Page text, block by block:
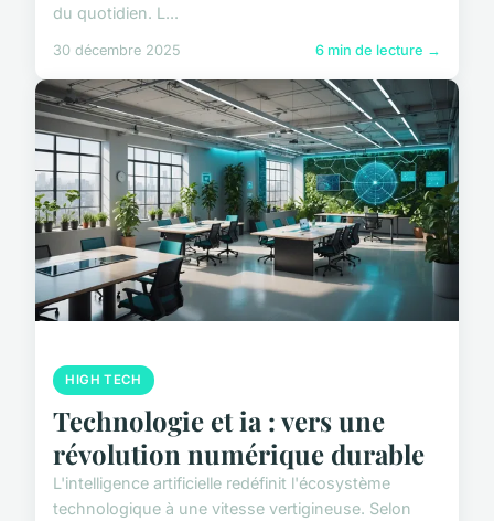
du quotidien. L...
30 décembre 2025 6 min de lecture →
HIGH TECH
Technologie et ia : vers une
révolution numérique durable
L'intelligence artificielle redéfinit l'écosystème
technologique à une vitesse vertigineuse. Selon